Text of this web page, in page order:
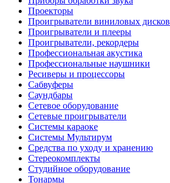
Проекторы
Проигрыватели виниловых дисков
Проигрыватели и плееры
Проигрыватели, рекордеры
Профессиональная акустика
Профессиональные наушники
Ресиверы и процессоры
Сабвуферы
Саундбары
Сетевое оборудование
Сетевые проигрыватели
Системы караоке
Системы Мультирум
Средства по уходу и хранению
Стереокомплекты
Студийное оборудование
Тонармы